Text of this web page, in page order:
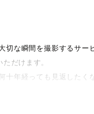
切な瞬間を撮影するサー
だけます。
十年経っても見返したく